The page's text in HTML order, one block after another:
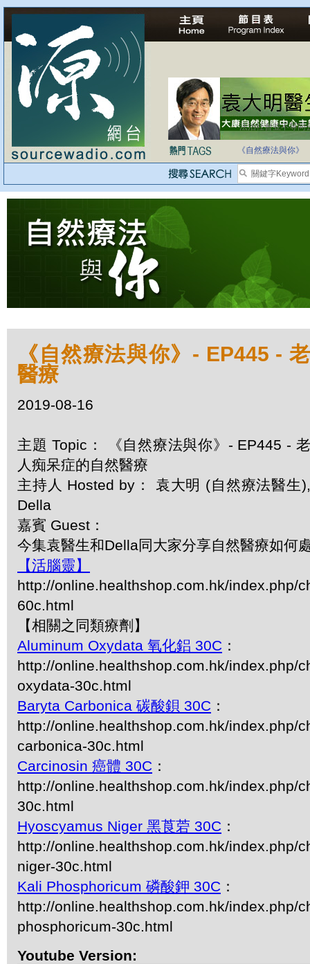
法治社會並不等同
自家教育合法化-
《自然療法與你》
《自然療法與你》- EP445 -
醫療
2019-08-16
主題 Topic： 《自然療法與你》- EP445 - 老
人痴呆症的自然醫療
主持人 Hosted by： 袁大明 (自然療法醫生),
Della
嘉賓 Guest：
今集袁醫生和Della同大家分享自然醫療如何
【活腦靈】
http://online.healthshop.com.hk/index.php/
60c.html
【相關之同類療劑】
Aluminum Oxydata 氧化鋁 30C ：
http://online.healthshop.com.hk/index.php/
oxydata-30c.html
Baryta Carbonica 碳酸鋇 30C ：
http://online.healthshop.com.hk/index.php/
carbonica-30c.html
Carcinosin 癌體 30C ：
http://online.healthshop.com.hk/index.php/
30c.html
Hyoscyamus Niger 黑莨菪 30C ：
http://online.healthshop.com.hk/index.php/
niger-30c.html
Kali Phosphoricum 磷酸鉀 30C ：
http://online.healthshop.com.hk/index.php/
phosphoricum-30c.html
Youtube Version: